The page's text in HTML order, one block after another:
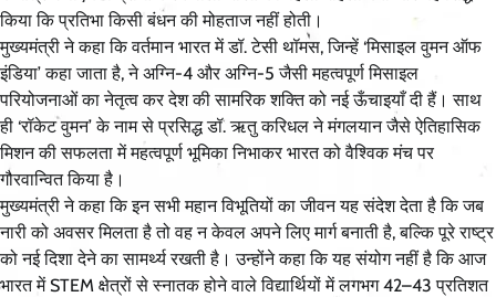
किया कि प्रतिभा किसी बंधन की मोहताज नहीं होती।
मुख्यमंत्री ने कहा कि वर्तमान भारत में डॉ. टेसी थॉमस, जिन्हें ‘मिसाइल वुमन ऑफ
इंडिया’ कहा जाता है, ने अग्नि-4 और अग्नि-5 जैसी महत्वपूर्ण मिसाइल
परियोजनाओं का नेतृत्व कर देश की सामरिक शक्ति को नई ऊँचाइयाँ दी हैं। साथ
ही ‘रॉकेट वुमन’ के नाम से प्रसिद्ध डॉ. ऋतु करिधल ने मंगलयान जैसे ऐतिहासिक
मिशन की सफलता में महत्वपूर्ण भूमिका निभाकर भारत को वैश्विक मंच पर
गौरवान्वित किया है।
मुख्यमंत्री ने कहा कि इन सभी महान विभूतियों का जीवन यह संदेश देता है कि जब
नारी को अवसर मिलता है तो वह न केवल अपने लिए मार्ग बनाती है, बल्कि पूरे राष्ट्र
को नई दिशा देने का सामर्थ्य रखती है। उन्होंने कहा कि यह संयोग नहीं है कि आज
भारत में STEM क्षेत्रों से स्नातक होने वाले विद्यार्थियों में लगभग 42–43 प्रतिशत